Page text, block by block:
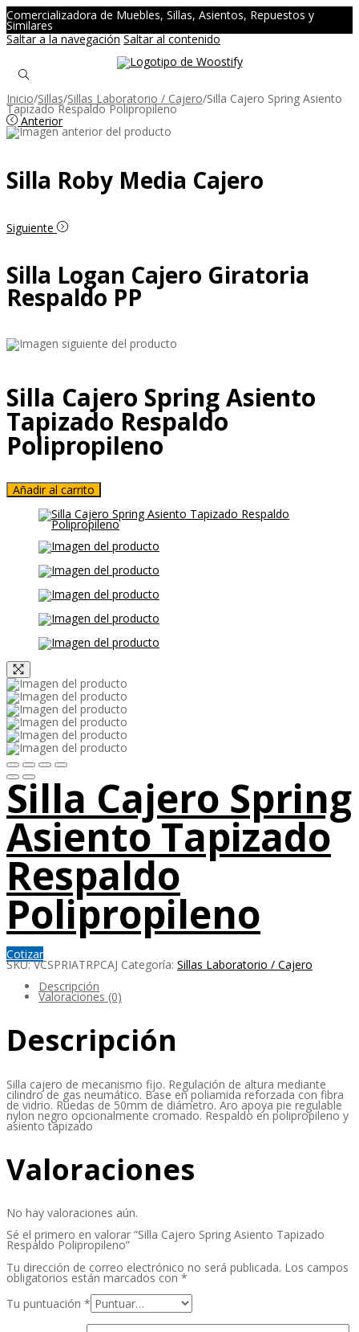
Comercializadora de Muebles, Sillas, Asientos, Repuestos y
Similares
Saltar a la navegación Saltar al contenido
Inicio/Sillas/Sillas Laboratorio / Cajero/Silla Cajero Spring Asiento
Tapizado Respaldo Polipropileno
Anterior
Silla Roby Media Cajero
Siguiente
Silla Logan Cajero Giratoria
Respaldo PP
Silla Cajero Spring Asiento
Tapizado Respaldo
Polipropileno
Añadir al carrito
Silla Cajero Spring
Asiento Tapizado
Respaldo
Polipropileno
Cotizar
SKU:VCSPRIATRPCAJ Categoría: Sillas Laboratorio / Cajero
Descripción
Valoraciones (0)
Descripción
Silla cajero de mecanismo fijo. Regulación de altura mediante
cilindro de gas neumático. Base en poliamida reforzada con fibra
de vidrio. Ruedas de 50mm de diámetro. Aro apoya pie regulable
nylon negro opcionalmente cromado. Respaldo en polipropileno y
asiento tapizado
Valoraciones
No hay valoraciones aún.
Sé el primero en valorar “Silla Cajero Spring Asiento Tapizado
Respaldo Polipropileno”
Tu dirección de correo electrónico no será publicada. Los campos
obligatorios están marcados con *
Tu puntuación *